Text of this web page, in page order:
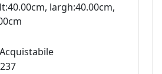
largh:40.00cm,